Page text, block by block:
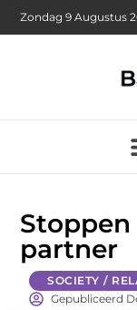
Zondag 9 Augustus
partner
SOCIETY /
Gepubliceerd